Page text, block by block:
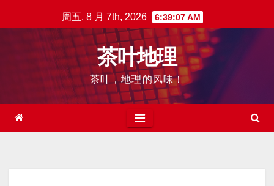
至
周五. 8 月 7th, 2026 6:39:08 AM
茶叶地理
茶叶，地理的风味！